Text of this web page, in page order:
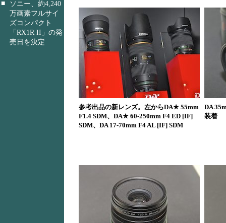
■
ソニー、約4,240
万画素フルサイ
ズコンパクト
「RX1R II」の発
売日を決定
参考出品の新レンズ。左からDA★ 55mm
F1.4 SDM、DA★ 60-250mm F4 ED [IF]
SDM、DA 17-70mm F4 AL [IF] SDM
DA
装着